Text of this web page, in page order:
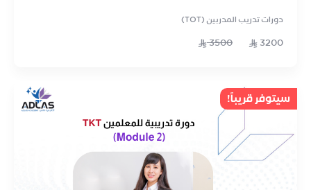
دورات تدريب المدربين (TOT)
3200
3500
سيتوفر قريباً!